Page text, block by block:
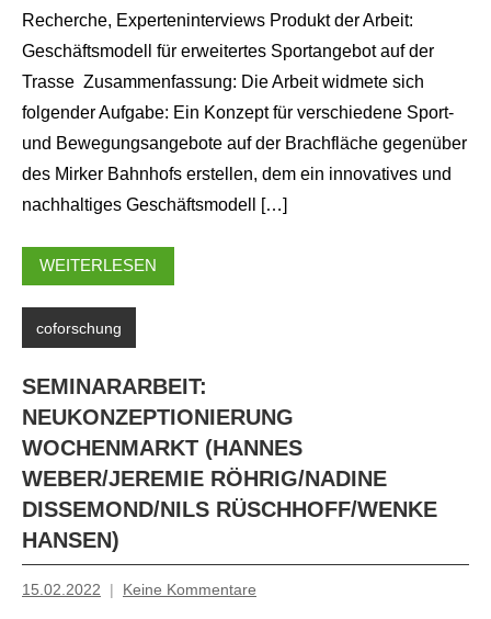
Recherche, Experteninterviews Produkt der Arbeit:
Geschäftsmodell für erweitertes Sportangebot auf der
Trasse Zusammenfassung: Die Arbeit widmete sich
folgender Aufgabe: Ein Konzept für verschiedene Sport-
und Bewegungsangebote auf der Brachfläche gegenüber
des Mirker Bahnhofs erstellen, dem ein innovatives und
nachhaltiges Geschäftsmodell […]
WEITERLESEN
coforschung
SEMINARARBEIT:
NEUKONZEPTIONIERUNG
WOCHENMARKT (HANNES
WEBER/JEREMIE RÖHRIG/NADINE
DISSEMOND/NILS RÜSCHHOFF/WENKE H
ANSEN)
15.02.2022
Mosche
Keine Kommentare